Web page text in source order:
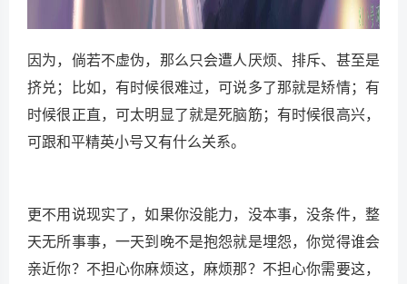
因为，倘若不虚伪，那么只会遭人厌烦、排斥、甚至是
挤兑；比如，有时候很难过，可说多了那就是矫情；有
时候很正直，可太明显了就是死脑筋；有时候很高兴，
可跟和平精英小号又有什么关系。
更不用说现实了，如果你没能力，没本事，没条件，整
天无所事事，一天到晚不是抱怨就是埋怨，你觉得谁会
亲近你？不担心你麻烦这，麻烦那？不担心你需要这，